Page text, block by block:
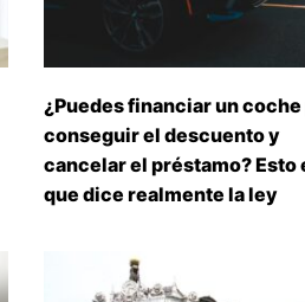
¿Puedes financiar un coche
conseguir el descuento y
cancelar el préstamo? Esto
que dice realmente la ley